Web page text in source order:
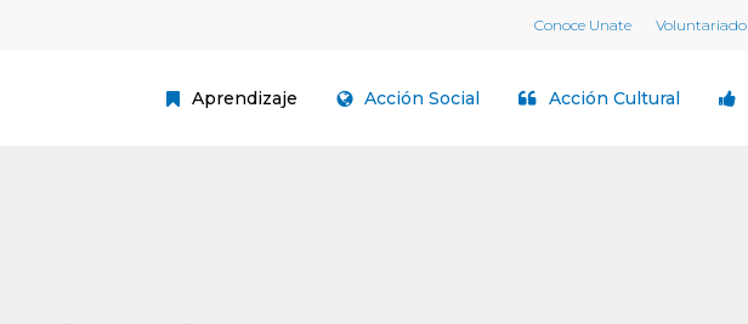
Conoce Unate Voluntariado
Aprendizaje Acción Social Acción Cultural